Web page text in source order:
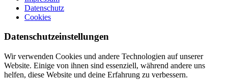
Datenschutz
Cookies
Datenschutzeinstellungen
Wir verwenden Cookies und andere Technologien auf unserer
Website. Einige von ihnen sind essenziell, während andere uns
helfen, diese Website und deine Erfahrung zu verbessern.